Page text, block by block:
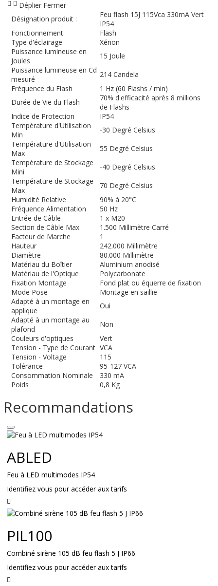
Déplier Fermer
Désignation produit :
Feu flash 15J 115Vca 330mA Vert
IP54
Fonctionnement
Flash
Type d'éclairage
Xénon
Puissance lumineuse en
Joules
15 Joule
Puissance lumineuse en Cd
mesuré
214 Candela
Fréquence du Flash
1 Hz (60 Flashs / min)
Durée de Vie du Flash
70% d'efficacité après 8 millions
de Flashs
Indice de Protection
IP54
Température d'Utilisation
Min
-30 Degré Celsius
Température d'Utilisation
Max
55 Degré Celsius
Température de Stockage
Mini
-40 Degré Celsius
Température de Stockage
Max
70 Degré Celsius
Humidité Relative
90% à 20°C
Fréquence Alimentation
50 Hz
Entrée de Câble
1 x M20
Section de Câble Max
1.500 Millimètre Carré
Facteur de Marche
1
Hauteur
242.000 Millimètre
Diamètre
80.000 Millimètre
Matériau du Boîtier
Aluminium anodisé
Matériau de l'Optique
Polycarbonate
Fixation Montage
Fond plat ou équerre de fixation
Mode Pose
Montage en saillie
Adapté à un montage en
applique
Oui
Adapté à un montage au
plafond
Non
Couleurs d'optiques
Vert
Tension - Type de Courant VCA
Tension - Voltage
115
Tolérance
95-127 VCA
Consommation Nominale
330 mA
Poids
0,8 Kg
Recommandations
ABLED
Feu à LED multimodes IP54
Identifiez vous pour accéder aux tarifs
la
PIL100
Combiné sirène 105 dB feu flash 5 J IP66
Identifiez vous pour accéder aux tarifs